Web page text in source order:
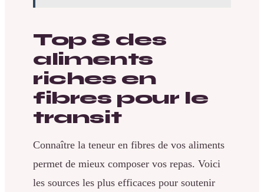
Top 8 des
aliments
riches en
fibres pour le
transit
Connaître la teneur en fibres de vos aliments
permet de mieux composer vos repas. Voici
les sources les plus efficaces pour soutenir